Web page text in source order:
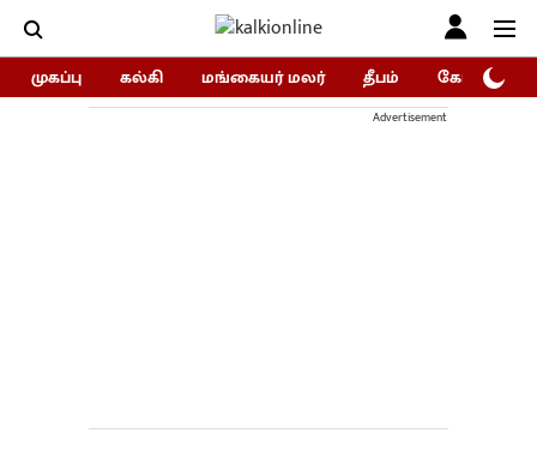
முகப்பு கல்கி மங்கையர் மலர் தீபம் கோகுலம்/
Advertisement